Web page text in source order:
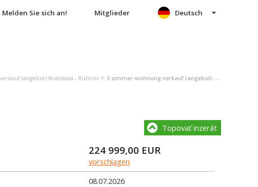
Melden Sie sich an! Mitglieder Deutsch
(angebot) Bratislava - Ružinov > 3-zimmer-wohnung verkauf (angebot) Bratislava - Ružinov
Topovať inzerát
224 999,00 EUR
vorschlagen
08.07.2026